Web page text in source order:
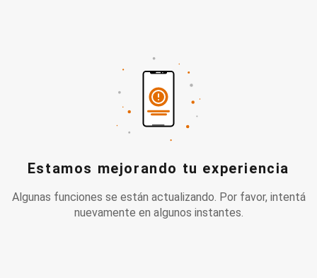
Estamos mejorando tu experiencia
Algunas funciones se están actualizando. Por favor, intentá
nuevamente en algunos instantes.